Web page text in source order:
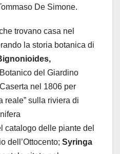
De Simone.
trovano casa nel
la storia botanica di
del Giardino
nel 1806 per
reale” sulla riviera di
catalogo delle piante del
dell’Ottocento; Syringa